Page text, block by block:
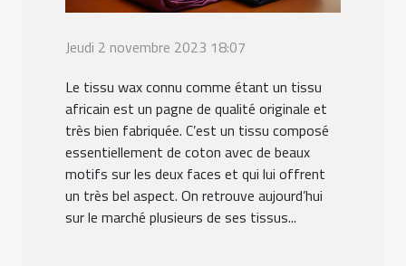
Jeudi 2 novembre 2023 18:07
Le tissu wax connu comme étant un tissu
africain est un pagne de qualité originale et
très bien fabriquée. C’est un tissu composé
essentiellement de coton avec de beaux
motifs sur les deux faces et qui lui offrent
un très bel aspect. On retrouve aujourd’hui
sur le marché plusieurs de ses tissus...